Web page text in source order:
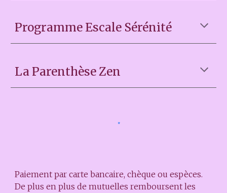
Programme Escale Sérénité
La Parenthèse Zen
Paiement par carte bancaire, chèque ou espèces.
De plus en plus de mutuelles remboursent les